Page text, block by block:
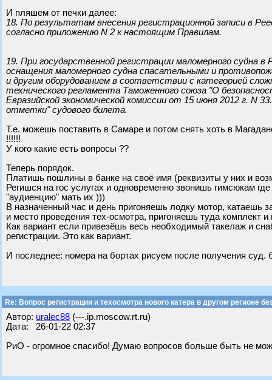
И пляшем от печки далее:
18. По результатам внесения регистрационной записи в
согласно приложению N 2 к настоящим Правилам.
19. При государственной регистрации маломерного судна
оснащения маломерного судна спасательными и
и другим оборудованием в соответствии с категорией
технического регламента Таможенного союза "О
Евразийской экономической комиссии от 15 июня 2012 г. N
отметки" судового билета.
Т.е. можешь поставить в Самаре и потом снять хоть в
!!!!!!
У кого какие есть вопросы ??
Теперь порядок.
Платишь пошлины в банке на своё имя (реквизиты у них и
Регишся на гос услугах и одновременно звонишь гимсюкам
"аудиенцию" мать их )))
В назначенный час и день пригоняешь лодку мотор, катаешь
и место проведения тех-осмотра, пригоняешь туда комплект
Как вариант если привезёшь весь необходимый такелаж и
регистрации. Это как вариант.
И последнее: номера на бортах рисуем после получения суд.
Re: Вопрос регистрации и техосмотра нового катера в другом регионе
Автор: uralec88 (---.ip.moscow.rt.ru)
Дата: 26-01-22 02:37
РиО - огромное спасибо! Думаю вопросов больше быть не